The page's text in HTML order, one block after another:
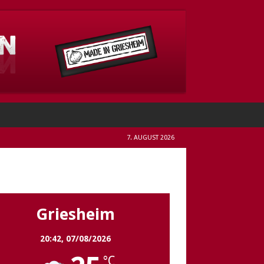
7. AUGUST 2026
Griesheim
20:42, 07/08/2026
°C